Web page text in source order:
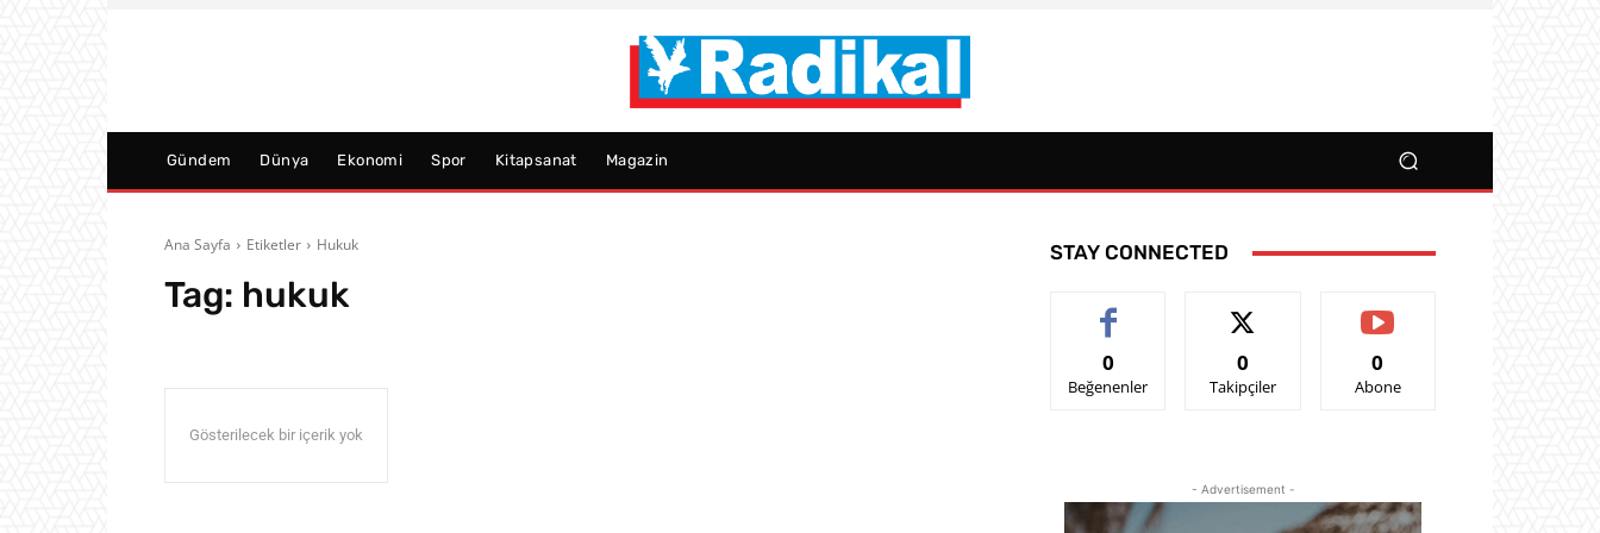
Gündem Dünya Ekonomi Spor Kitapsanat Magazin
Ana Sayfa Etiketler Hukuk
Tag: hukuk
Gösterilecek bir içerik yok
STAY CONNECTED
0
Beğenenler
0
Takipçiler
0
Abone
- Advertisement -